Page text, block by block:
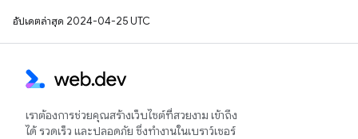
อัปเดตล่าสุด 2024-04-25 UTC
เราต้องการช่วยคุณสร้างเว็บไซต์ที่สวยงาม เข้าถึง
ได้ รวดเร็ว และปลอดภัย ซึ่งทำงานในเบราว์เซอร์